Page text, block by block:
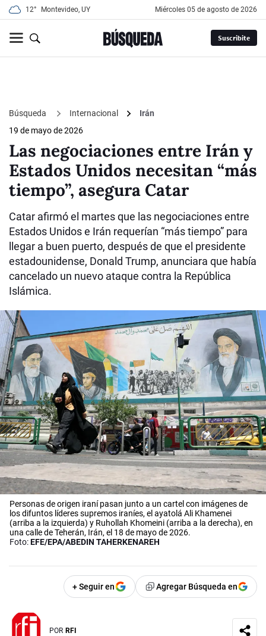
12° Montevideo, UY miércoles 05 de agosto de 2026
Suscribite
Búsqueda Internacional
Irán
19 de mayo de 2026
Las negociaciones entre Irán y
Estados Unidos necesitan “más
tiempo”, asegura Catar
Catar afirmó el martes que las negociaciones entre
Estados Unidos e Irán requerían “más tiempo” para
llegar a buen puerto, después de que el presidente
estadounidense, Donald Trump, anunciara que había
cancelado un nuevo ataque contra la República
Islámica.
Personas de origen iraní pasan junto a un cartel con imágenes de
los difuntos líderes supremos iraníes, el ayatolá Ali Khamenei
(arriba a la izquierda) y Ruhollah Khomeini (arriba a la derecha), en
una calle de Teherán, Irán, el 18 de mayo de 2026.
Foto:EFE/EPA/ABEDIN TAHERKENAREH
+ Seguir en Agregar Búsqueda en
POR RFI